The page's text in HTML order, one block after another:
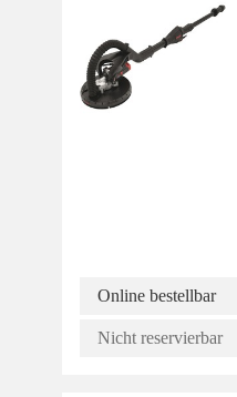
Online bestellbar
Nicht reservierbar